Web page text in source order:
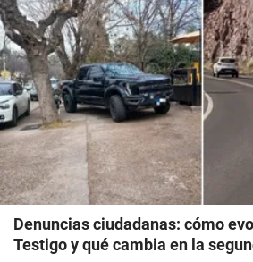
Denuncias ciudadanas: cómo
Testigo y qué cambia en la